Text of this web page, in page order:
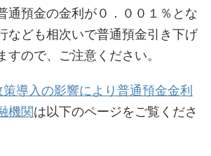
通預金の金利が０．００１％とな
なども相次いで普通預金引き下げ
すので、ご注意ください。
導入の影響により普通預金金利
機関は以下のページをご覧くださ